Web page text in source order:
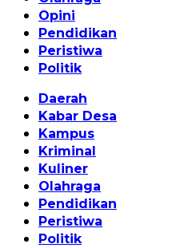
Opini
Pendidikan
Peristiwa
Politik
Daerah
Kabar Desa
Kampus
Kriminal
Kuliner
Olahraga
Pendidikan
Peristiwa
Politik